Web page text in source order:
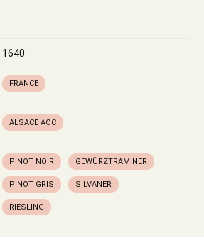
1640
FRANCE
ALSACE AOC
PINOT NOIR GEWÜRZTRAMINER
PINOT GRIS SILVANER
RIESLING